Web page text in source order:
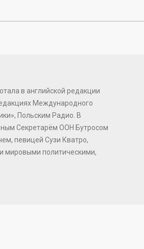
в английской редакции
Международного
Польским Радио. В
Секретарём ООН Бутросом
певицей Сузи Кватро,
мировыми политическими,